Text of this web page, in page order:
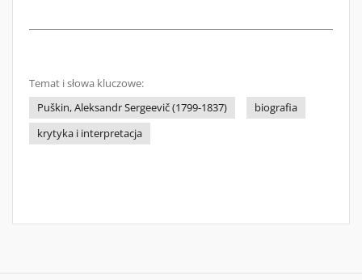
Temat i słowa kluczowe:
Puškin, Aleksandr Sergeevič (1799-1837)
biografia
krytyka i interpretacja